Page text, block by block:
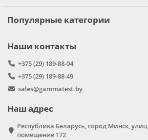
Популярные категории
Наши контакты
+375 (29) 189-88-04
+375 (29) 189-88-49
sales@gammatest.by
Наш адрес
Республика Беларусь, город Минск,
помещение 172